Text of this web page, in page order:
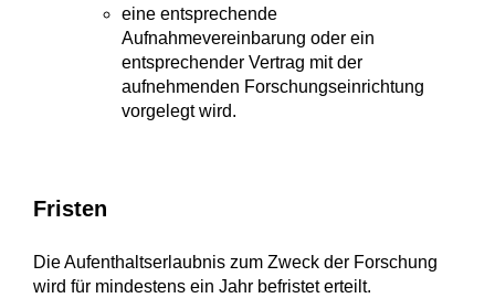
eine entsprechende
Aufnahmevereinbarung oder ein
entsprechender Vertrag mit der
aufnehmenden Forschungseinrichtung
vorgelegt wird.
Fristen
Die Aufenthaltserlaubnis zum Zweck der Forschung
wird für mindestens ein Jahr befristet erteilt.